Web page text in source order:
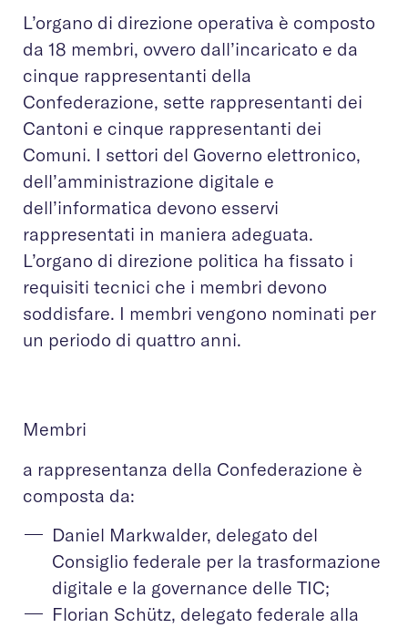
L’organo di direzione operativa è composto
da 18 membri, ovvero dall’incaricato e da
cinque rappresentanti della
Confederazione, sette rappresentanti dei
Cantoni e cinque rappresentanti dei
Comuni. I settori del Governo elettronico,
dell’amministrazione digitale e
dell’informatica devono esservi
rappresentati in maniera adeguata.
L’organo di direzione politica ha fissato i
requisiti tecnici che i membri devono
soddisfare. I membri vengono nominati per
un periodo di quattro anni.
Membri
a rappresentanza della Confederazione è
composta da:
Daniel Markwalder, delegato del
Consiglio federale per la trasformazione
digitale e la governance delle TIC;
Florian Schütz, delegato federale alla